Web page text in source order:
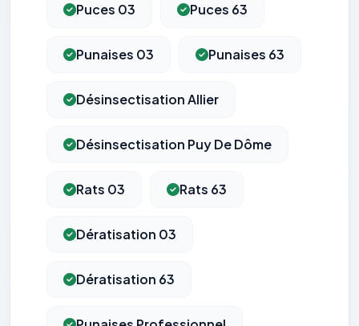
Puces 03 Puces 63
Punaises 03 Punaises 63
Désinsectisation Allier
Désinsectisation Puy De Dôme
Rats 03 Rats 63
Dératisation 03
Dératisation 63